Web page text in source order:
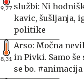
9,77 službi: Ni
kavic, šušljanja,
politike
8,31
Arso: Močna
in Pivki. Samo
se bo. #animacija